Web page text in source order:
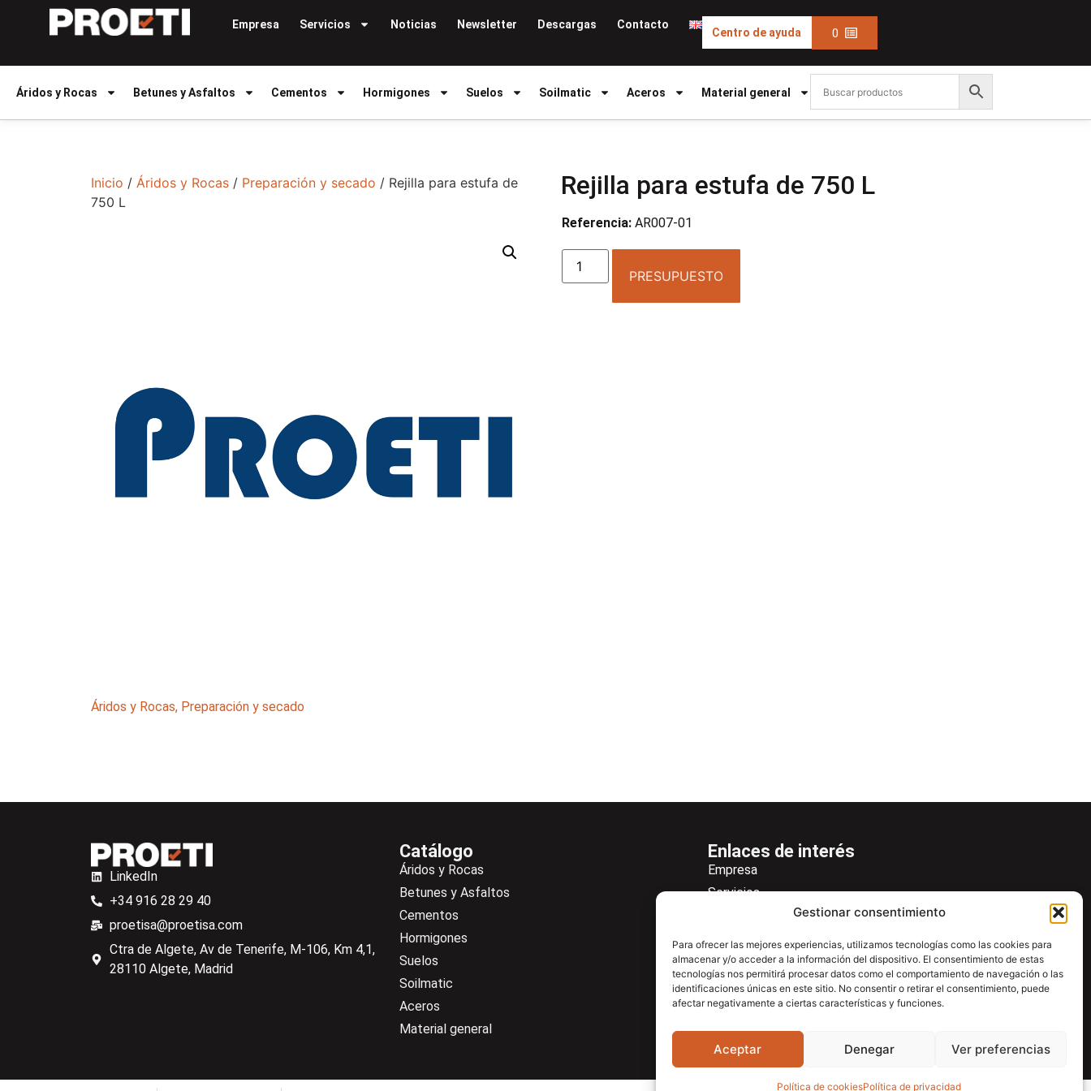
Gestionar consentimiento
Para ofrecer las mejores experiencias, utilizamos tecnologías como las cookies para
almacenar y/o acceder a la información del dispositivo. El consentimiento de estas
tecnologías nos permitirá procesar datos como el comportamiento de navegación o las
identificaciones únicas en este sitio. No consentir o retirar el consentimiento, puede
afectar negativamente a ciertas características y funciones.
Aceptar Denegar Ver preferencias
Política de cookiesPolítica de privacidad
Empresa Servicios Noticias Newsletter Descargas Contacto
Centro de ayuda 0
Áridos y Rocas Betunes y Asfaltos Cementos Hormigones Suelos Soilmatic Aceros Material general
Inicio / Áridos y Rocas / Preparación y secado / Rejilla para estufa de
750 L
Áridos y Rocas, Preparación y secado
Rejilla para estufa de 750 L
Referencia: AR007-01
PRESUPUESTO
LinkedIn
+34 916 28 29 40
proetisa@proetisa.com
Ctra de Algete, Av de Tenerife, M-106, Km 4,1,
28110 Algete, Madrid
Catálogo
Áridos y Rocas
Betunes y Asfaltos
Cementos
Hormigones
Suelos
Soilmatic
Aceros
Material general
Enlaces de interés
Empresa
Servicios
Newsletter
Descargas
Contacto
Centro de ayuda